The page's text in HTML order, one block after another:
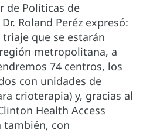
de Políticas de
Roland Peréz expresó:
triaje que se estarán
metropolitana, a
74 centros, los
con unidades de
crioterapia) y, gracias al
Health Access
también, con